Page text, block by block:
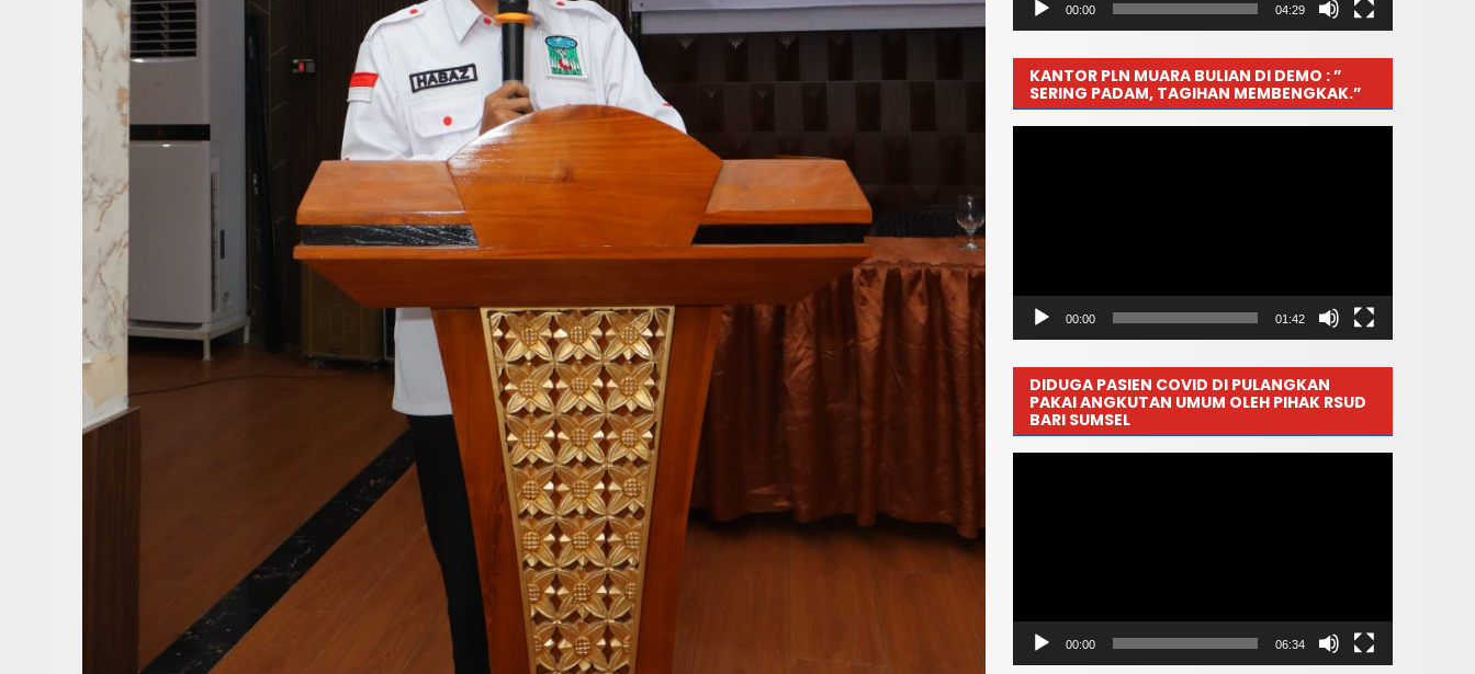
00:00 04:29
KANTOR PLN MUARA BULIAN DI DEMO : ”
SERING PADAM, TAGIHAN MEMBENGKAK.”
00:00 01:42
DIDUGA PASIEN COVID DI PULANGKAN
PAKAI ANGKUTAN UMUM OLEH PIHAK RSUD
BARI SUMSEL
00:00 06:34